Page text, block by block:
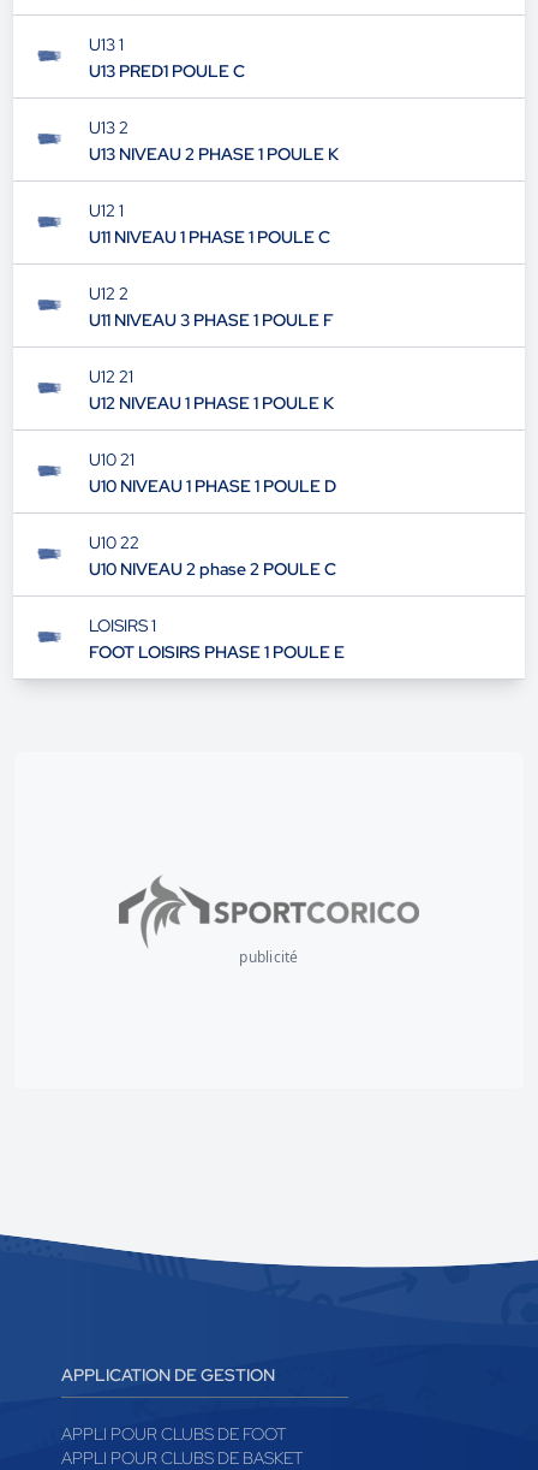
U13 1
U13 PRED1 POULE C
U13 2
U13 NIVEAU 2 PHASE 1 POULE K
U12 1
U11 NIVEAU 1 PHASE 1 POULE C
U12 2
U11 NIVEAU 3 PHASE 1 POULE F
U12 21
U12 NIVEAU 1 PHASE 1 POULE K
U10 21
U10 NIVEAU 1 PHASE 1 POULE D
U10 22
U10 NIVEAU 2 phase 2 POULE C
LOISIRS 1
FOOT LOISIRS PHASE 1 POULE E
publicité
APPLICATION DE GESTION
APPLI POUR CLUBS DE FOOT
APPLI POUR CLUBS DE BASKET